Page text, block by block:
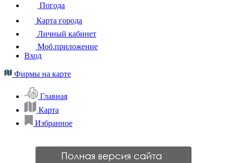
Погода
Карта города
Личный кабинет
Моб.приложение
Вход
Фирмы на карте
Главная
Карта
Избранное